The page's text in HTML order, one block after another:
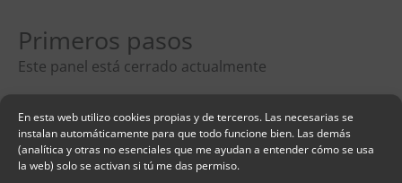
En esta web utilizo cookies propias y de terceros. Las necesarias se
instalan automáticamente para que todo funcione bien. Las demás
(analítica y otras no esenciales que me ayudan a entender cómo se usa
la web) solo se activan si tú me das permiso.
Primeros pasos
Este panel está cerrado actualmente
Mi cuenta